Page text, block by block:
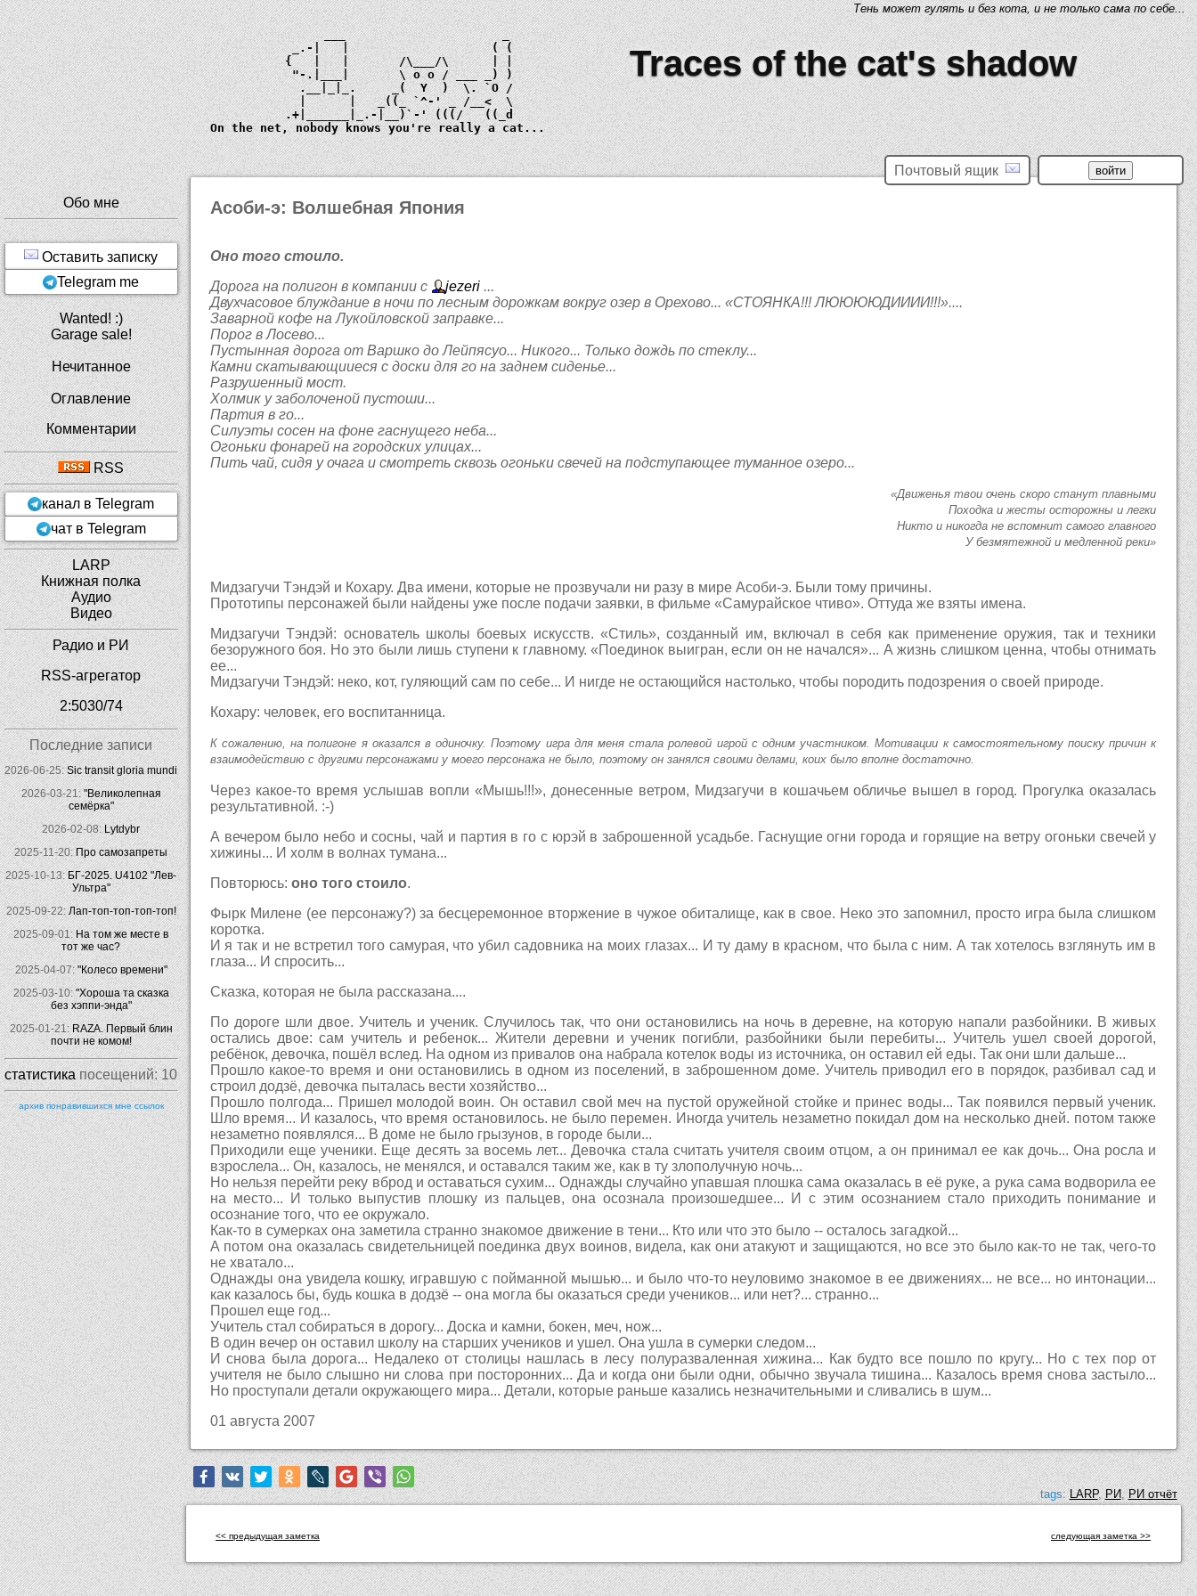
Тень может гулять и без кота, и не только сама по себе...
             ___
               _
         _.-|   |
              ( (
        {   |   |
/\___/\      | |
         "-.|___|
\ o o
/ ___ _) )
          .__|_|_.
_(  Y  )  \. `O /
          |      |   _
((_ `^-' _ /__<  \
        .+|______|_.-|__)
`-' (((/   ((_d
  On the net, nobody knows you're really a cat...
Traces of the cat's shadow
Почтовый ящик
Асоби-э: Волшебная Япония
Оно того стоило.
Дорога на полигон в компании с
jezeri...
Двухчасовое блуждание в ночи по лесным дорожкам вокруг озер в Орехово... «СТОЯНКА!!! ЛЮЮЮЮДИИИИ!!!»....
Заварной кофе на Лукойловской заправке...
Порог в Лосево...
Пустынная дорога от Варшко до Лейпясуо... Никого... Только дождь по стеклу...
Камни скатывающииеся с доски для го на заднем сиденье...
Разрушенный мост.
Холмик у заболоченой пустоши...
Партия в го...
Силуэты сосен на фоне гаснущего неба...
Огоньки фонарей на городских улицах...
Пить чай, сидя у очага и смотреть сквозь огоньки свечей на подступающее туманное озеро...
«Движенья твои очень скоро станут плавными
Походка и жесты осторожны и легки
Никто и никогда не вспомнит самого главного
У безмятежной и медленной реки»
Мидзагучи Тэндэй и Кохару. Два имени, которые не прозвучали ни разу в мире Асоби-э. Были тому причины.
Прототипы персонажей были найдены уже после подачи заявки, в фильме «Самурайское чтиво». Оттуда же взяты имена.
Мидзагучи Тэндэй: основатель школы боевых искусств. «Стиль», созданный им, включал в себя как применение оружия, так и техники
безоружного боя. Но это были лишь ступени к главному. «Поединок выигран, если он не начался»... А жизнь слишком ценна, чтобы отнимать
ее...
Мидзагучи Тэндэй: неко, кот, гуляющий сам по себе... И нигде не остающийся настолько, чтобы породить подозрения о своей природе.
Кохару: человек, его воспитанница.
К сожалению, на полигоне я оказался в одиночку. Поэтому игра для меня стала ролевой игрой с одним участником. Мотивации к самостоятельному поиску причин к
взаимодействию с другими персонажами у моего персонажа не было, поэтому он занялся своими делами, коих было вполне достаточно.
Через какое-то время услышав вопли «Мышь!!!», донесенные ветром, Мидзагучи в кошачьем обличье вышел в город. Прогулка оказалась
результативной. :-)
А вечером было небо и сосны, чай и партия в го с юрэй в заброшенной усадьбе. Гаснущие огни города и горящие на ветру огоньки свечей у
хижины... И холм в волнах тумана...
Повторюсь: оно того стоило.
Фырк Милене (ее персонажу?) за бесцеремонное вторжение в чужое обиталище, как в свое. Неко это запомнил, просто игра была слишком
коротка.
И я так и не встретил того самурая, что убил садовника на моих глазах... И ту даму в красном, что была с ним. А так хотелось взглянуть им в
глаза... И спросить...
Сказка, которая не была рассказана....
По дороге шли двое. Учитель и ученик. Случилось так, что они остановились на ночь в деревне, на которую напали разбойники. В живых
остались двое: сам учитель и ребенок... Жители деревни и ученик погибли, разбойники были перебиты... Учитель ушел своей дорогой,
ребёнок, девочка, пошёл вслед. На одном из привалов она набрала котелок воды из источника, он оставил ей еды. Так они шли дальше...
Прошло какое-то время и они остановились в одном из поселений, в заброшенном доме. Учитель приводил его в порядок, разбивал сад и
строил додзё, девочка пыталась вести хозяйство...
Прошло полгода... Пришел молодой воин. Он оставил свой меч на пустой оружейной стойке и принес воды... Так появился первый ученик.
Шло время... И казалось, что время остановилось. не было перемен. Иногда учитель незаметно покидал дом на несколько дней. потом также
незаметно появлялся... В доме не было грызунов, в городе были...
Приходили еще ученики. Еще десять за восемь лет... Девочка стала считать учителя своим отцом, а он принимал ее как дочь... Она росла и
взрослела... Он, казалось, не менялся, и оставался таким же, как в ту злополучную ночь...
Но нельзя перейти реку вброд и оставаться сухим... Однажды случайно упавшая плошка сама оказалась в её руке, а рука сама водворила ее
на место... И только выпустив плошку из пальцев, она осознала произошедшее... И с этим осознанием стало приходить понимание и
осознание того, что ее окружало.
Как-то в сумерках она заметила странно знакомое движение в тени... Кто или что это было -- осталось загадкой...
А потом она оказалась свидетельницей поединка двух воинов, видела, как они атакуют и защищаются, но все это было как-то не так, чего-то
не хватало...
Однажды она увидела кошку, игравшую с пойманной мышью... и было что-то неуловимо знакомое в ее движениях... не все... но интонации...
как казалось бы, будь кошка в додзё -- она могла бы оказаться среди учеников... или нет?... странно...
Прошел еще год...
Учитель стал собираться в дорогу... Доска и камни, бокен, меч, нож...
В один вечер он оставил школу на старших учеников и ушел. Она ушла в сумерки следом...
И снова была дорога... Недалеко от столицы нашлась в лесу полуразваленная хижина... Как будто все пошло по кругу... Но с тех пор от
учителя не было слышно ни слова при посторонних... Да и когда они были одни, обычно звучала тишина... Казалось время снова застыло...
Но проступали детали окружающего мира... Детали, которые раньше казались незначительными и сливались в шум...
01 августа 2007
tags: LARP,РИ,РИ отчёт
<< предыдущая заметка следующая заметка >>
Обо мне
Оставить записку
Telegram me
Wanted! :)
Garage sale!
Нечитанное
Оглавление
Комментарии
RSS
канал в Telegram
чат в Telegram
LARP
Книжная полка
Аудио
Видео
Радио и РИ
RSS-агрегатор
2:5030/74
Последние записи
2026-06-25:Sic transit gloria mundi
2026-03-21:"Великолепная
семёрка"
2026-02-08: Lytdybr
2025-11-20:Про самозапреты
2025-10-13:БГ-2025. U4102 "Лев-
Ультра"
2025-09-22:Лап-топ-топ-топ-топ!
2025-09-01:На том же месте в
тот же час?
2025-04-07:"Колесо времени"
2025-03-10:"Хороша та сказка
без хэппи-энда"
2025-01-21:RAZA. Первый блин
почти не комом!
статистикапосещений:10
архив понравившихся мне ссылок